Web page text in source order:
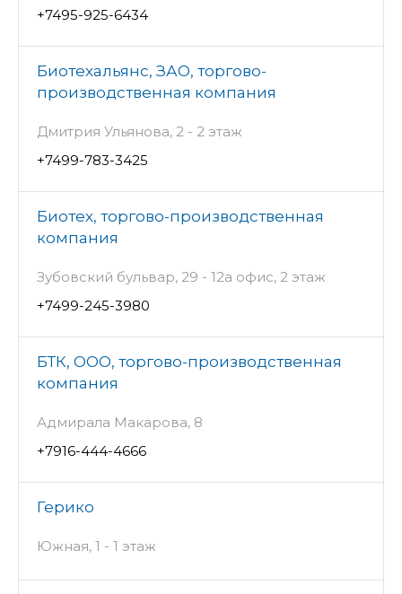
+7495-925-6434
Биотехальянс, ЗАО, торгово-
производственная компания
Дмитрия Ульянова, 2 - 2 этаж
+7499-783-3425
Биотех, торгово-производственная
компания
Зубовский бульвар, 29 - 12а офис, 2 этаж
+7499-245-3980
БТК, ООО, торгово-производственная
компания
Адмирала Макарова, 8
+7916-444-4666
Герико
Южная, 1 - 1 этаж